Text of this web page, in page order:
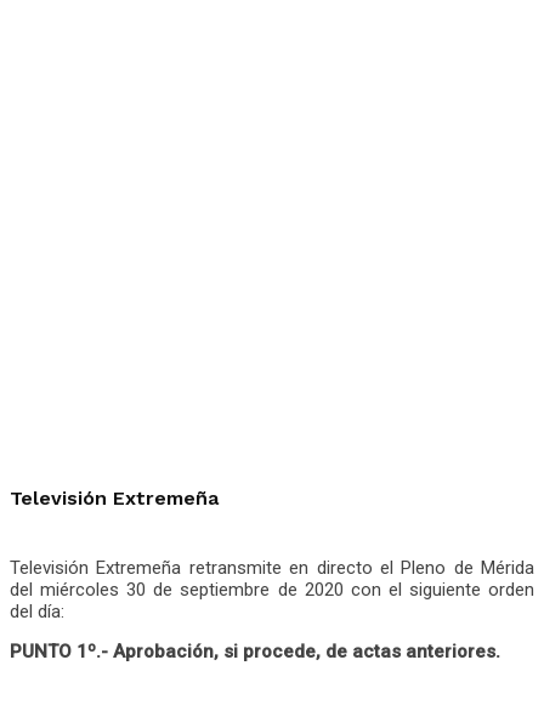
Televisión Extremeña
Televisión Extremeña retransmite en directo el Pleno de Mérida
del miércoles 30 de septiembre de 2020 con el siguiente orden
del día:
PUNTO 1º.- Aprobación, si procede, de actas anteriores.